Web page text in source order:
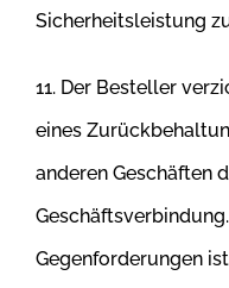
Sicherheitsleistung
11. Der Besteller
eines
anderen Geschäften
Gegenforderungen